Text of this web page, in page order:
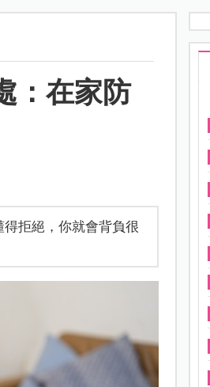
：在家防
拒絕，你就會背負很